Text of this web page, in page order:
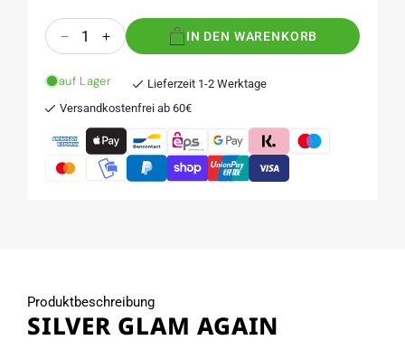
Anzahl
Verringere
Menge
für
GLAM
AGAIN
Erhöhe
Menge
für
GLAM
AGAIN
IN DEN WARENKORB
auf Lager
Lieferzeit 1-2 Werktage
Versandkostenfrei ab 60€
Produktbeschreibung
SILVER GLAM AGAIN